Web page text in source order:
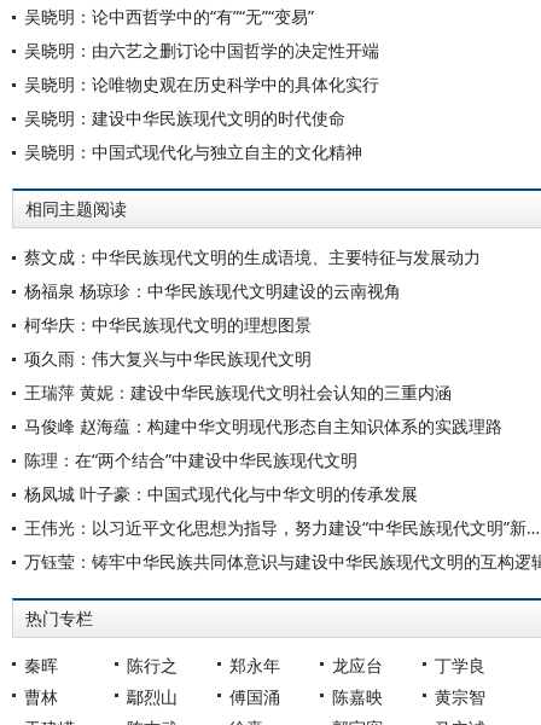
吴晓明：论中西哲学中的“有”“无”“变易”
吴晓明：由六艺之删订论中国哲学的决定性开端
吴晓明：论唯物史观在历史科学中的具体化实行
吴晓明：建设中华民族现代文明的时代使命
吴晓明：中国式现代化与独立自主的文化精神
相同主题阅读
蔡文成：中华民族现代文明的生成语境、主要特征与发展动力
杨福泉 杨琼珍：中华民族现代文明建设的云南视角
柯华庆：中华民族现代文明的理想图景
项久雨：伟大复兴与中华民族现代文明
王瑞萍 黄妮：建设中华民族现代文明社会认知的三重内涵
马俊峰 赵海蕴：构建中华文明现代形态自主知识体系的实践理路
陈理：在“两个结合”中建设中华民族现代文明
杨凤城 叶子豪：中国式现代化与中华文明的传承发展
王伟光：以习近平文化思想为指导，努力建设“中华民族现代文明”新形态
万钰莹：铸牢中华民族共同体意识与建设中华民族现代文明的互构逻
热门专栏
秦晖 陈行之 郑永年 龙应台
丁学良
曹林
鄢烈山 傅国涌 陈嘉映
黄宗智